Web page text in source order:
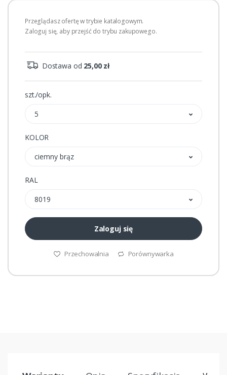
Przeglądasz ofertę w trybie katalogowym.
Zaloguj się, aby przejść do trybu zakupowego.
Dostawa od 25,00 zł
szt./opk.
5
KOLOR
ciemny brąz
RAL
8019
Zaloguj się
Przechowalnia Porównywarka